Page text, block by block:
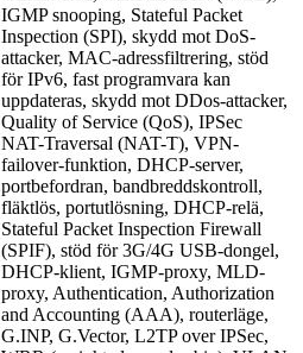
IGMP snooping, Stateful Packet
Inspection (SPI), skydd mot DoS-
attacker, MAC-adressfiltrering, stöd
för IPv6, fast programvara kan
uppdateras, skydd mot DDos-attacker,
Quality of Service (QoS), IPSec
NAT-Traversal (NAT-T), VPN-
failover-funktion, DHCP-server,
portbefordran, bandbreddskontroll,
fläktlös, portutlösning, DHCP-relä,
Stateful Packet Inspection Firewall
(SPIF), stöd för 3G/4G USB-dongel,
DHCP-klient, IGMP-proxy, MLD-
proxy, Authentication, Authorization
and Accounting (AAA), routerläge,
G.INP, G.Vector, L2TP over IPSec,